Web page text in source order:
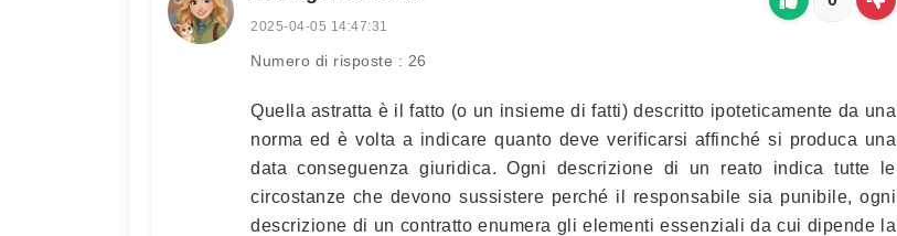
2025-04-05 14:47:31
Numero di risposte : 26
Quella astratta è il fatto (o un insieme di fatti) descritto ipoteticamente da una
norma ed è volta a indicare quanto deve verificarsi affinché si produca una
data conseguenza giuridica. Ogni descrizione di un reato indica tutte le
circostanze che devono sussistere perché il responsabile sia punibile, ogni
descrizione di un contratto enumera gli elementi essenziali da cui dipende la